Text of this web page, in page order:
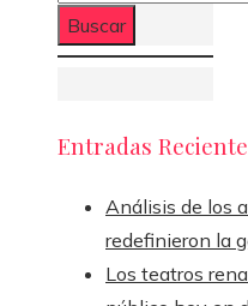
Entradas
Análisis de los
redefinieron la
Los teatros